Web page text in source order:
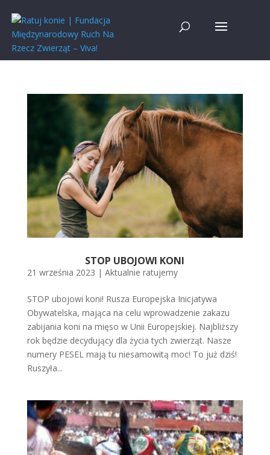
STOP UBOJOWI KONI
21 września 2023 | Aktualnie ratujemy
STOP ubojowi koni! Rusza Europejska Inicjatywa
Obywatelska, mająca na celu wprowadzenie zakazu
zabijania koni na mięso w Unii Europejskiej. Najbliższy
rok będzie decydujący dla życia tych zwierząt. Nasze
numery PESEL mają tu niesamowitą moc! To już dziś!
Ruszyła...